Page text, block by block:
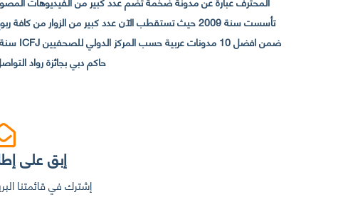
حاكم دبي بجائزة رواد التواصل الإجتماعي عن فئة
إبق على
إشترك في قائمتنا